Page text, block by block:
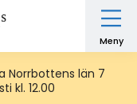
Meny
Norrbottens län 7
kl. 12.00